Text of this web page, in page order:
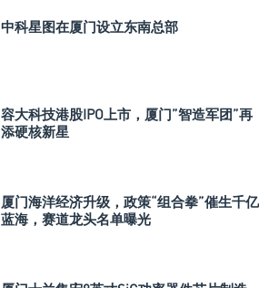
中科星图在厦门设立东南总部
容大科技港股IPO上市，厦门”智造军团”再
添硬核新星
厦门海洋经济升级，政策“组合拳”催生千亿
蓝海，赛道龙头名单曝光